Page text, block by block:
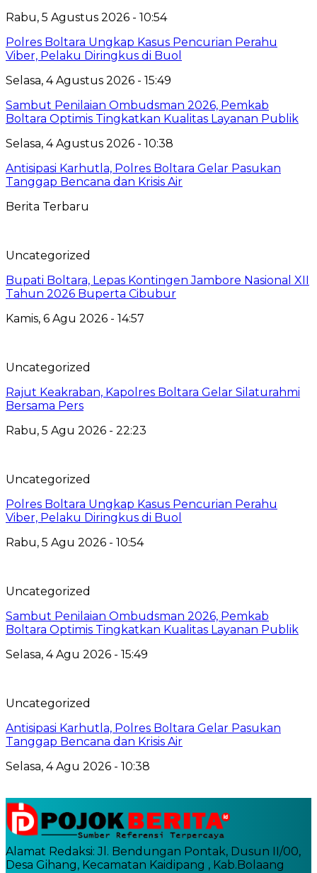
Rabu, 5 Agustus 2026 - 10:54
Polres Boltara Ungkap Kasus Pencurian Perahu
Viber, Pelaku Diringkus di Buol
Selasa, 4 Agustus 2026 - 15:49
Sambut Penilaian Ombudsman 2026, Pemkab
Boltara Optimis Tingkatkan Kualitas Layanan Publik
Selasa, 4 Agustus 2026 - 10:38
Antisipasi Karhutla, Polres Boltara Gelar Pasukan
Tanggap Bencana dan Krisis Air
Berita Terbaru
Uncategorized
Bupati Boltara, Lepas Kontingen Jambore Nasional XII
Tahun 2026 Buperta Cibubur
Kamis, 6 Agu 2026 - 14:57
Uncategorized
Rajut Keakraban, Kapolres Boltara Gelar Silaturahmi
Bersama Pers
Rabu, 5 Agu 2026 - 22:23
Uncategorized
Polres Boltara Ungkap Kasus Pencurian Perahu
Viber, Pelaku Diringkus di Buol
Rabu, 5 Agu 2026 - 10:54
Uncategorized
Sambut Penilaian Ombudsman 2026, Pemkab
Boltara Optimis Tingkatkan Kualitas Layanan Publik
Selasa, 4 Agu 2026 - 15:49
Uncategorized
Antisipasi Karhutla, Polres Boltara Gelar Pasukan
Tanggap Bencana dan Krisis Air
Selasa, 4 Agu 2026 - 10:38
Alamat Redaksi: Jl. Bendungan Pontak, Dusun II/00,
Desa Gihang, Kecamatan Kaidipang , Kab.Bolaang